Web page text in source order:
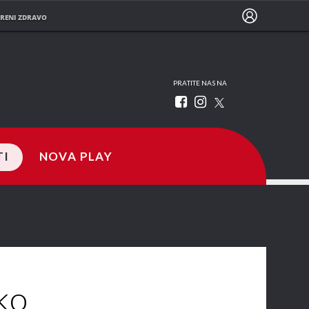
ZDRAVO
PRATITE NAS NA
NOVA PLAY